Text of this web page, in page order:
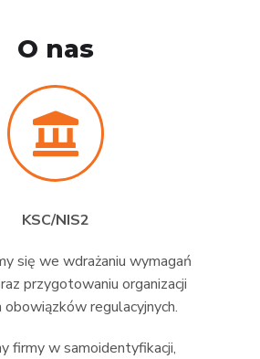
O nas
KSC/NIS2
się we wdrażaniu wymagań
przygotowaniu organizacji
obowiązków regulacyjnych.
firmy w samoidentyfikacji,